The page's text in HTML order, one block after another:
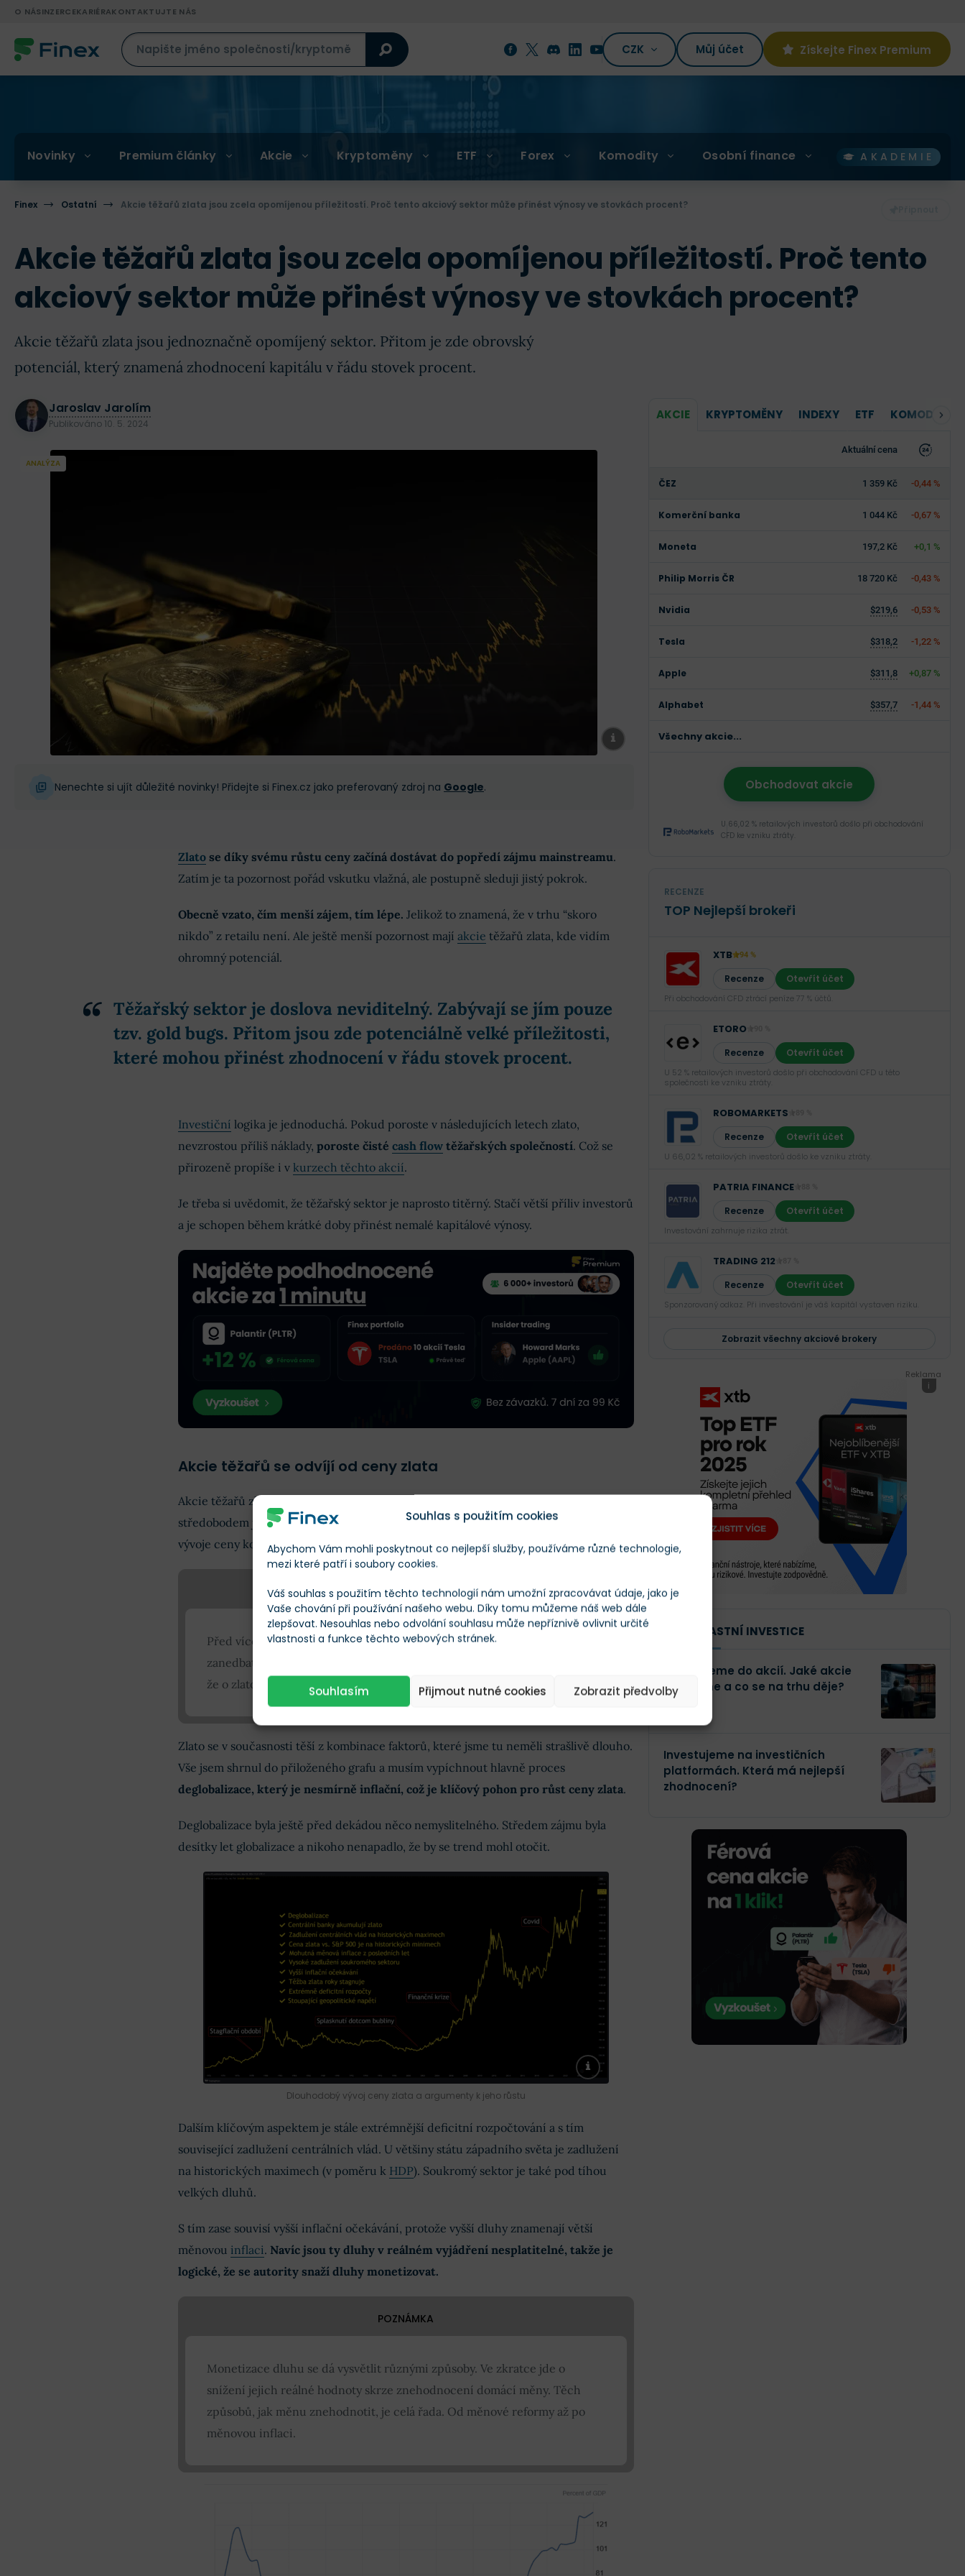
Souhlas s použitím cookies
Abychom Vám mohli poskytnout co nejlepší služby, používáme různé technologie,
mezi které patří i soubory cookies.
Váš souhlas s použitím těchto technologií nám umožní zpracovávat údaje, jako je
Vaše chování při používání našeho webu. Díky tomu můžeme náš web dále
zlepšovat. Nesouhlas nebo odvolání souhlasu může nepříznivě ovlivnit určité
vlastnosti a funkce těchto webových stránek.
Souhlasím Přijmout nutné cookies Zobrazit předvolby
O NÁSINZERCEKARIÉRAKONTAKTUJTE NÁS
CZK Můj účet Získejte Finex Premium
Novinky Premium články Akcie Kryptoměny ETF Forex Komodity Osobní finance AKADEMIE
Finex Ostatní Akcie těžařů zlata jsou zcela opomíjenou příležitostí. Proč tento akciový sektor může přinést výnosy ve stovkách procent?
Akcie těžařů zlata jsou zcela opomíjenou příležitostí. Proč tento
akciový sektor může přinést výnosy ve stovkách procent?
Akcie těžařů zlata jsou jednoznačně opomíjený sektor. Přitom je zde obrovský
potenciál, který znamená zhodnocení kapitálu v řádu stovek procent.
Jaroslav Jarolím
Publikováno 10. 5. 2024
ANALÝZA
Nenechte si ujít důležité novinky! Přidejte si Finex.cz jako preferovaný zdroj na Google.
Zlatose díky svému růstu ceny začíná dostávat do popředí zájmu mainstreamu.
Zatím je ta pozornost pořád vskutku vlažná, ale postupně sleduji jistý pokrok.
Obecně vzato, čím menší zájem, tím lépe. Jelikož to znamená, že v trhu “skoro
nikdo” z retailu není. Ale ještě menší pozornost mají akcie těžařů zlata, kde vidím
ohromný potenciál.
Těžařský sektor je doslova neviditelný. Zabývají se jím pouze
tzv. gold bugs. Přitom jsou zde potenciálně velké příležitosti,
které mohou přinést zhodnocení v řádu stovek procent.
Investiční logika je jednoduchá. Pokud poroste v následujících letech zlato,
nevzrostou příliš náklady, poroste čisté cash flowtěžařských společností. Což se
přirozeně propíše i v kurzech těchto akcií.
Je třeba si uvědomit, že těžařský sektor je naprosto titěrný. Stačí větší příliv investorů
a je schopen během krátké doby přinést nemalé kapitálové výnosy.
Akcie těžařů se odvíjí od ceny zlata
Akcie těžařů zlata nemohou posilovat, když neposiluje zlato. Těžba zlata je logicky
středobodem jejich byznysu, takže se fundament těchto společností odvíjí od tržního
vývoje ceny kovu. Proto si musíme ujasnit, jak na tom trh se zlatem vlastně je.
POZNÁMKA
Před více jak měsícem jsem napsalanalýzu na trh se zlatem
zanedbatelná oproti mým analýzám na akcie. Můžeme to brát jako důkaz,
že o zlato se retail pořád příliš nezajímá.
Zlato se v současnosti těší z kombinace faktorů, které jsme tu neměli strašlivě dlouho.
Vše jsem shrnul do přiloženého grafu a musím vypíchnout hlavně proces
deglobalizace, který je nesmírně inflační, což je klíčový pohon pro růst ceny zlata.
Deglobalizace byla ještě před dekádou něco nemyslitelného. Středem zájmu byla
desítky let globalizace a nikoho nenapadlo, že by se trend mohl otočit.
Dlouhodobý vývoj ceny zlata a argumenty k jeho růstu
Dalším klíčovým aspektem je stále extrémnější deficitní rozpočtování a s tím
související zadlužení centrálních vlád. U většiny státu západního světa je zadlužení
na historických maximech (v poměru k HDP). Soukromý sektor je také pod tíhou
velkých dluhů.
S tím zase souvisí vyšší inflační očekávání, protože vyšší dluhy znamenají větší
měnovou inflaci. Navíc jsou ty dluhy v reálném vyjádření nesplatitelné, takže je
logické, že se autority snaží dluhy monetizovat.
POZNÁMKA
Monetizace dluhu se dá vysvětlit různými způsoby. Ve zkratce jde o
snížení jejich reálné hodnoty skrze znehodnocení domácí měny. Těch
způsobů, jak měnu znehodnotit, je celá řada. Od měnové reformy až po
měnovou inflaci.
AKCIE KRYPTOMĚNY INDEXY ETF KOMODITY
Aktuální cena
ČEZ 1 359 Kč -0,44 %
Komerční banka 1 044 Kč -0,67 %
Moneta 197,2 Kč +0,1 %
Philip Morris ČR 18 720 Kč -0,43 %
Nvidia $219,6 -0,53 %
Tesla $318,2 -1,22 %
Apple $311,8 +0,87 %
Alphabet $357,7 -1,44 %
Všechny akcie...
Obchodovat akcie
U 66,02 % retailových investorů došlo při obchodování
CFD ke vzniku ztráty.
RECENZE
TOP Nejlepší brokeři
XTB 94 %
Recenze Otevřít účet
Při obchodování CFD ztrácí peníze 77 % účtů.
ETORO
Recenze Otevřít účet
U 52 % retailových investorů došlo při obchodování CFD u této
společnosti ke vzniku ztráty.
ROBOMARKETS
Recenze Otevřít účet
U 66,02 % retailových investorů došlo ke vzniku ztráty.
PATRIA FINANCE
Recenze Otevřít účet
Investování zahrnuje rizika ztrát.‎
TRADING 212
Recenze Otevřít účet
Sponzorovaný odkaz. Při investování je váš kapitál vystaven riziku.
Zobrazit všechny akciové brokery
Reklama
i
NAŠE VLASTNÍ INVESTICE
Investujeme do akcií. Jaké akcie
kupujeme a co se na trhu děje?
Investujeme na investičních
platformách. Která má nejlepší
zhodnocení?